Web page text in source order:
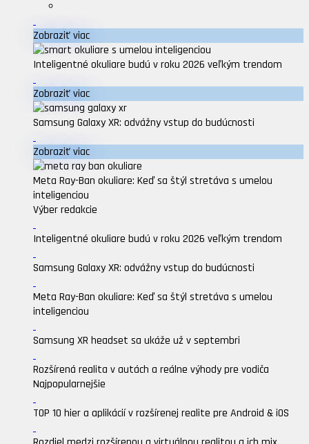
Zobraziť viac
Inteligentné okuliare budú v roku 2026 veľkým trendom
Zobraziť viac
Samsung Galaxy XR: odvážny vstup do budúcnosti
Zobraziť viac
Meta Ray-Ban okuliare: Keď sa štýl stretáva s umelou
inteligenciou
Výber redakcie
Inteligentné okuliare budú v roku 2026 veľkým trendom
Samsung Galaxy XR: odvážny vstup do budúcnosti
Meta Ray-Ban okuliare: Keď sa štýl stretáva s umelou
inteligenciou
Samsung XR headset sa ukáže už v septembri
Rozšírená realita v autách a reálne výhody pre vodiča
Najpopularnejšie
TOP 10 hier a aplikácií v rozšírenej realite pre Android & iOS